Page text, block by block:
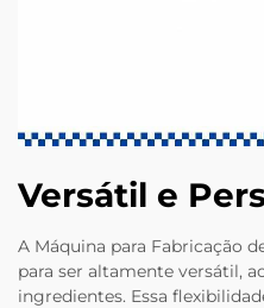
Versátil e
A Máquina para Fabricação
para ser altamente versátil,
ingredientes. Essa